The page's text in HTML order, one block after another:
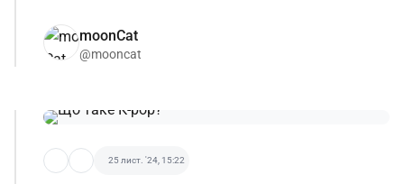
moonCat
@mooncat
25 лист. '24, 15:22